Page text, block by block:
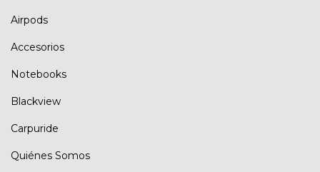
Airpods
Accesorios
Notebooks
Blackview
Carpuride
Quiénes Somos